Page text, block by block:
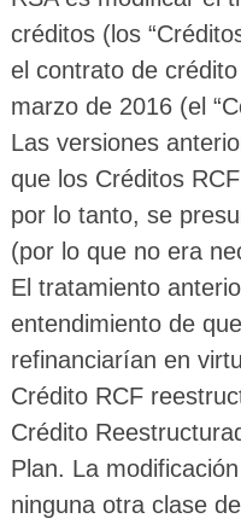
créditos (los
el contrato de
marzo de 2016 (el
Las versiones
que los Créditos
por lo tanto, se
(por lo que no era
El tratamiento
entendimiento de
refinanciarían en
Crédito RCF
Crédito
Plan. La
ninguna otra clase